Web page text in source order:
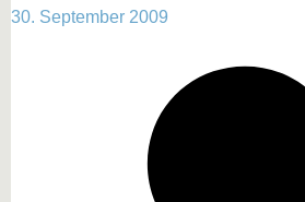
30. September 2009